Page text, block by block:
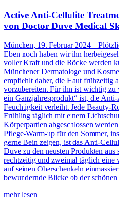
Active Anti-Cellulite
von Doctor Duve Medical
München, 19. Februar 2024 –
Eben noch haben wir ihn
voller Kraft und die Röcke werden
Münchener Dermatologe und
empfiehlt daher, die Haut frühzeitig
vorzubereiten. Für ihn ist wichtig zu
ein Ganzjahresprodukt“ ist, die
Feuchtigkeit verleiht. Jede Beauty-
Frühling täglich mit einem
Körperpartien abgeschlossen
Pflege-Warm-up für den Sommer,
gerne Bein zeigen, ist das Anti-
Duve zu den neusten Produkten
rechtzeitig und zweimal täglich eine
auf seinen Oberschenkeln
bewundernde Blicke ob der schönen
mehr lesen